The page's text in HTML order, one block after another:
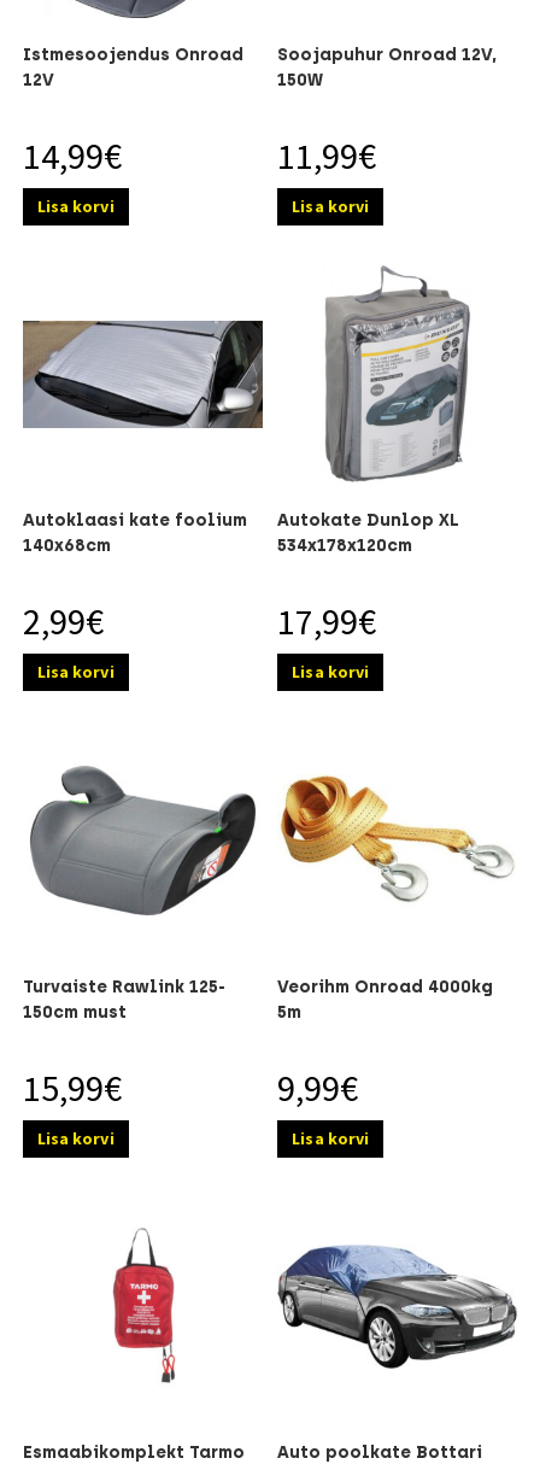
Istmesoojendus Onroad
12V
14,99€
Lisa korvi
Soojapuhur Onroad 12V,
150W
11,99€
Lisa korvi
Autoklaasi kate foolium
140x68cm
2,99€
Lisa korvi
Autokate Dunlop XL
534x178x120cm
17,99€
Lisa korvi
Turvaiste Rawlink 125-
150cm must
15,99€
Lisa korvi
Veorihm Onroad 4000kg
5m
9,99€
Lisa korvi
Esmaabikomplekt Tarmo Auto poolkate Bottari